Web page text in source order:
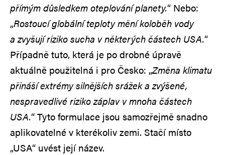
přímým důsledkem oteplování planety.“ Nebo:
„Rostoucí globální teploty mění koloběh vody
a zvyšují riziko sucha v některých částech USA.“
Případně tuto, která je po drobné úpravě
aktuálně použitelná i pro Česko: „Změna klimatu
přináší extrémy silnějších srážek a zvýšené,
nespravedlivé riziko záplav v mnoha částech
USA.“ Tyto formulace jsou samozřejmě snadno
aplikovatelné v kterékoliv zemi. Stačí místo
„USA“ uvést její název.